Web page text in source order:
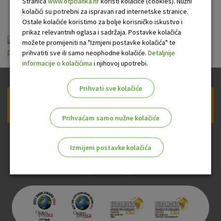
d.d.
Opći uvjeti pružanja usluga platnog prometa za
potrosače OTP banke d.d._5.10.2025.pdf
kolačići su potrebni za ispravan rad internetske stranice.
Ostale kolačiće koristimo za bolje korisničko iskustvo i
prikaz relevantnih oglasa i sadržaja. Postavke kolačića
možete promijeniti na "Izmjeni postavke kolačića" te
prihvatiti sve ili samo neophodne kolačiće. Detaljnije
informacije o kolačićima i njihovoj upotrebi.
Prihvati sve kolačiće
Prihvaćam samo nužne kolačiće
Izmijeni postavke kolačića